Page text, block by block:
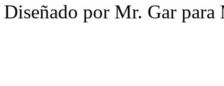
Diseñado por Mr. Gar